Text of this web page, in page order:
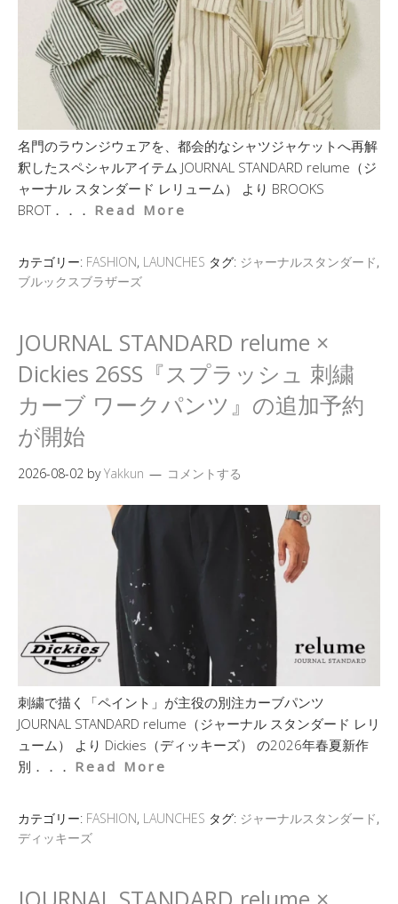
名門のラウンジウェアを、都会的なシャツジャケットへ再解
釈したスペシャルアイテム JOURNAL STANDARD relume（ジ
ャーナル スタンダード レリューム） より BROOKS
BROT．．． Read More
カテゴリー: FASHION, LAUNCHES タグ: ジャーナルスタンダード,
ブルックスブラザーズ
JOURNAL STANDARD relume ×
Dickies 26SS『スプラッシュ 刺繍
カーブ ワークパンツ』の追加予約
が開始
2026-08-02 byYakkun コメントする
刺繍で描く「ペイント」が主役の別注カーブパンツ
JOURNAL STANDARD relume（ジャーナル スタンダード レリ
ューム） より Dickies（ディッキーズ） の2026年春夏新作
別．．． Read More
カテゴリー: FASHION, LAUNCHES タグ: ジャーナルスタンダード,
ディッキーズ